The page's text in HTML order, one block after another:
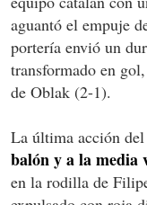
aguantó el empuje
portería envió un
transformado en
de Oblak (2-1).
La última acción
balón y a la media
en la rodilla de